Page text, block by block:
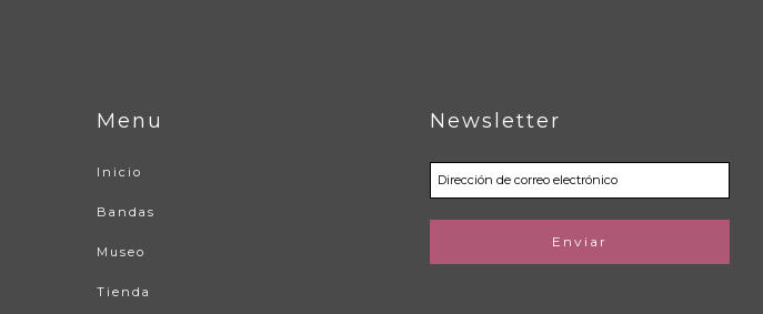
Menu
Inicio
Bandas
Museo
Tienda
Newsletter
Enviar